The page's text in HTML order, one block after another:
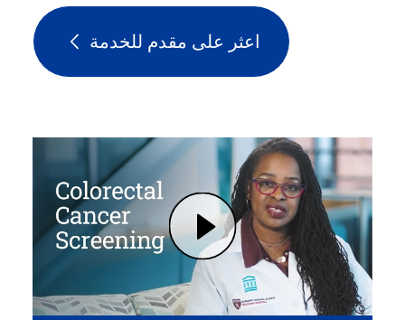
اعثر على مقدم للخدمة
Play Don't let colorectal cancer interrupt your life.